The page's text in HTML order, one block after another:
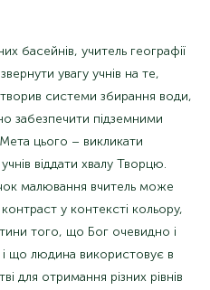
басейнів, учитель географії
увагу учнів на те,
системи збирання води,
забезпечити підземними
цього – викликати
віддати хвалу Творцю.
малювання вчитель може
у контексті кольору,
того, що Бог очевидно і
і що людина використовує в
для отримання різних рівнів